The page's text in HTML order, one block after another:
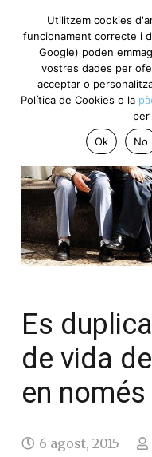
Es
de vida
en
6 agost, 2015
Utilitzem cookies
funcionament correcte i
Google) poden
vostres dades per
acceptar o
Política de Cookies o la
per
Ok
No